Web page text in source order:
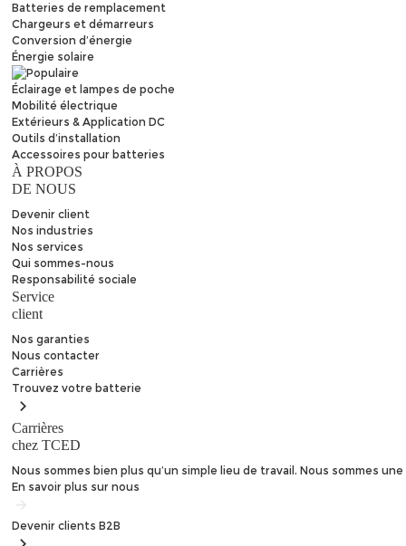
Batteries de remplacement
Chargeurs et démarreurs
Conversion d’énergie
Énergie solaire
Éclairage et lampes de poche
Mobilité électrique
Extérieurs & Application DC
Outils d’installation
Accessoires pour batteries
À PROPOS
DE NOUS
Devenir client
Nos industries
Nos services
Qui sommes-nous
Responsabilité sociale
Service
client
Nos garanties
Nous contacter
Carrières
Trouvezvotre batterie
Carrières
chez TCED
Nous sommes bien plus qu’un simple lieu de travail. Nous sommes
En savoir plus sur nous
Devenir clients B2B